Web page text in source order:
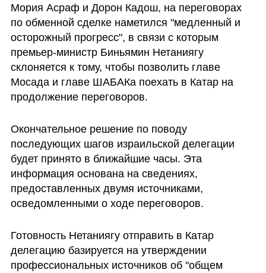
Мория Асраф и Дорон Кадош, на переговорах
по обменной сделке наметился "медленный и
осторожный прогресс", в связи с которым
премьер-министр Биньямин Нетаниягу
склоняется к тому, чтобы позволить главе
Мосада и главе ШАБАКа поехать в Катар на
продолжение переговоров.
Окончательное решение по поводу
последующих шагов израильской делегации
будет принято в ближайшие часы. Эта
информация основана на сведениях,
предоставленных двумя источниками,
осведомленными о ходе переговоров.
Готовность Нетаниягу отправить в Катар
делегацию базируется на утверждении
профессиональных источников об "общем